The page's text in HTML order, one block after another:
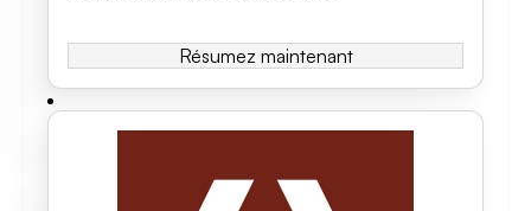
Résumez maintenant